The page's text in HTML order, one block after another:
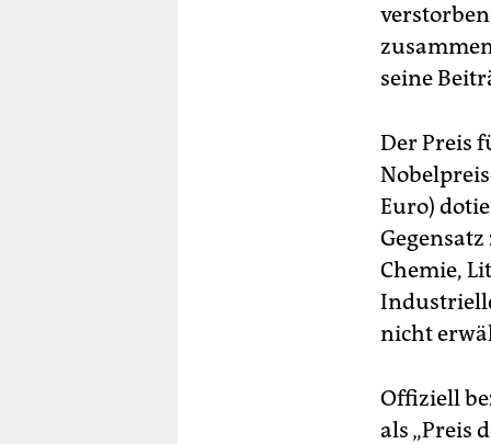
seine
Der Preis
Euro)
Chemie,
nicht
Offiziell
als „Preis